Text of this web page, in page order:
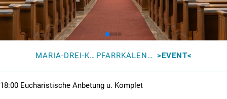
MARIA-DREI-KIRCHEN PFARRKALENDER EVENT
18:00 Eucharistische Anbetung u. Komplet